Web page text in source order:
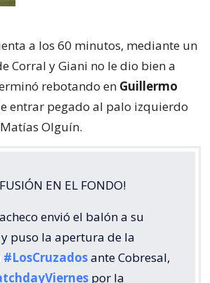
a los 60 minutos, mediante un
Corral y Giani no le dio bien a
rebotando en Guillermo
entrar pegado al palo izquierdo
Olguín.
EN EL FONDO!
envió el balón a su
puso la apertura de la
#LosCruzadosante Cobresal,
por la